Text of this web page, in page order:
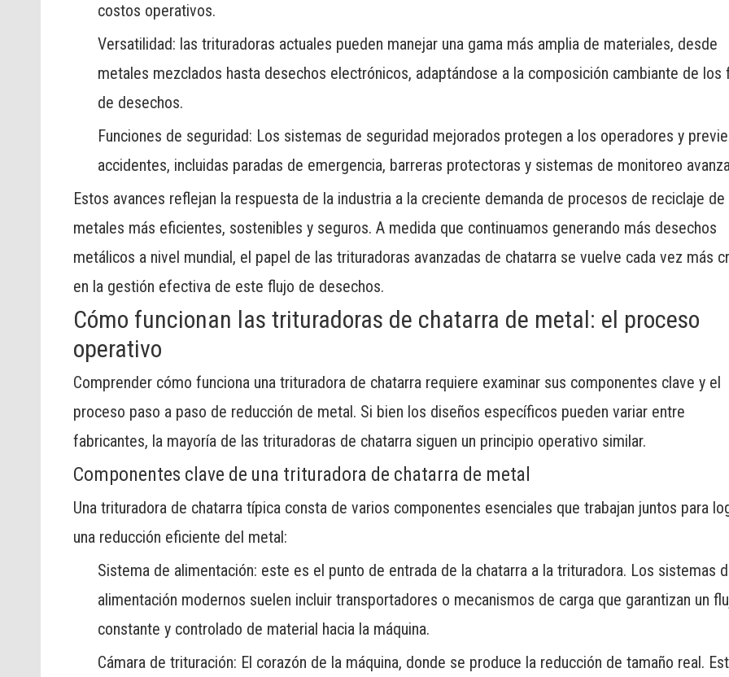
costos operativos.
Versatilidad: las trituradoras actuales pueden manejar una gama más amplia de materiales, desde
metales mezclados hasta desechos electrónicos, adaptándose a la composición cambiante de los
de desechos.
Funciones de seguridad: Los sistemas de seguridad mejorados protegen a los operadores y
accidentes, incluidas paradas de emergencia, barreras protectoras y sistemas de monitoreo
Estos avances reflejan la respuesta de la industria a la creciente demanda de procesos de reciclaje de
metales más eficientes, sostenibles y seguros. A medida que continuamos generando más desechos
metálicos a nivel mundial, el papel de las trituradoras avanzadas de chatarra se vuelve cada vez más
en la gestión efectiva de este flujo de desechos.
Cómo funcionan las trituradoras de chatarra de metal: el proceso
operativo
Comprender cómo funciona una trituradora de chatarra requiere examinar sus componentes clave y el
proceso paso a paso de reducción de metal. Si bien los diseños específicos pueden variar entre
fabricantes, la mayoría de las trituradoras de chatarra siguen un principio operativo similar.
Componentes clave de una trituradora de chatarra de metal
Una trituradora de chatarra típica consta de varios componentes esenciales que trabajan juntos para
una reducción eficiente del metal:
Sistema de alimentación: este es el punto de entrada de la chatarra a la trituradora. Los sistemas
alimentación modernos suelen incluir transportadores o mecanismos de carga que garantizan un
constante y controlado de material hacia la máquina.
Cámara de trituración: El corazón de la máquina, donde se produce la reducción de tamaño real.